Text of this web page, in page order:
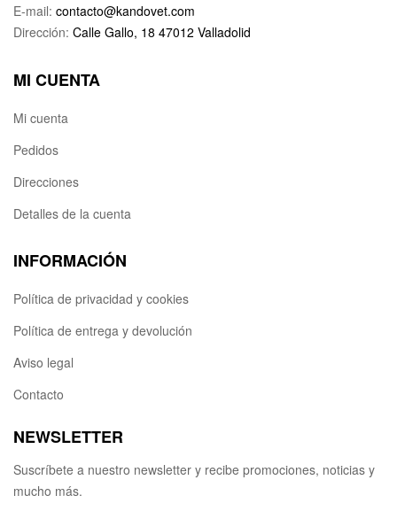
E-mail: contacto@kandovet.com
Dirección: Calle Gallo, 18 47012 Valladolid
MI CUENTA
Mi cuenta
Pedidos
Direcciones
Detalles de la cuenta
INFORMACIÓN
Política de privacidad y cookies
Política de entrega y devolución
Aviso legal
Contacto
NEWSLETTER
Suscríbete a nuestro newsletter y recibe promociones, noticias y
mucho más.